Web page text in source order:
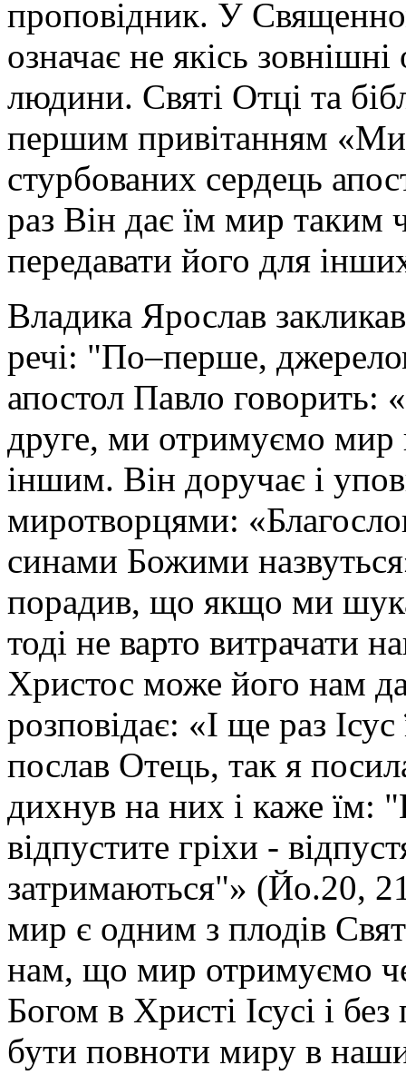
проповідник. У
означає не якісь
людини. Святі Отці та
першим привітанням
стурбованих сердець
раз Він дає їм мир
передавати його для
Владика Ярослав
речі: "По–перше,
апостол Павло
друге, ми отримуємо мир
іншим. Він доручає і
миротворцями:
синами Божими
порадив, що якщо ми
тоді не варто витрачати
Христос може його нам
розповідає: «І ще раз
послав Отець, так я
дихнув на них і каже їм:
відпустите гріхи -
затримаються"» (Йо.20,
мир є одним з плодів
нам, що мир отримуємо
Богом в Христі Ісусі і
бути повноти миру в